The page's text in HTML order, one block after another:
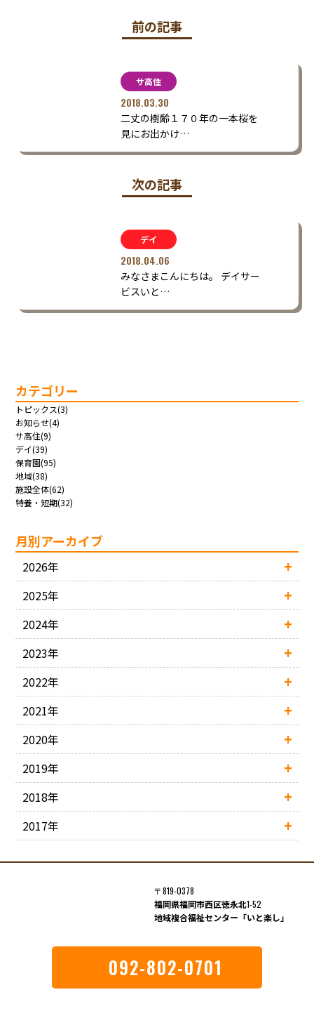
前の記事
サ高住
2018.03.30
二丈の樹齢１７０年の一本桜を
見にお出かけ…
次の記事
デイ
2018.04.06
みなさまこんにちは。 デイサー
ビスいと…
カテゴリー
トピックス(3)
お知らせ(4)
サ高住(9)
デイ(39)
保育園(95)
地域(38)
施設全体(62)
特養・短期(32)
月別アーカイブ
2026年
2025年
2024年
2023年
2022年
2021年
2020年
2019年
2018年
2017年
〒819-0378
福岡県福岡市西区徳永北1-52
地域複合福祉センター「いと楽し」
092-802-0701